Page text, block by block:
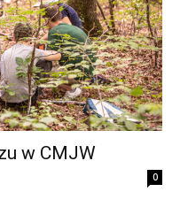
w CMJW
0